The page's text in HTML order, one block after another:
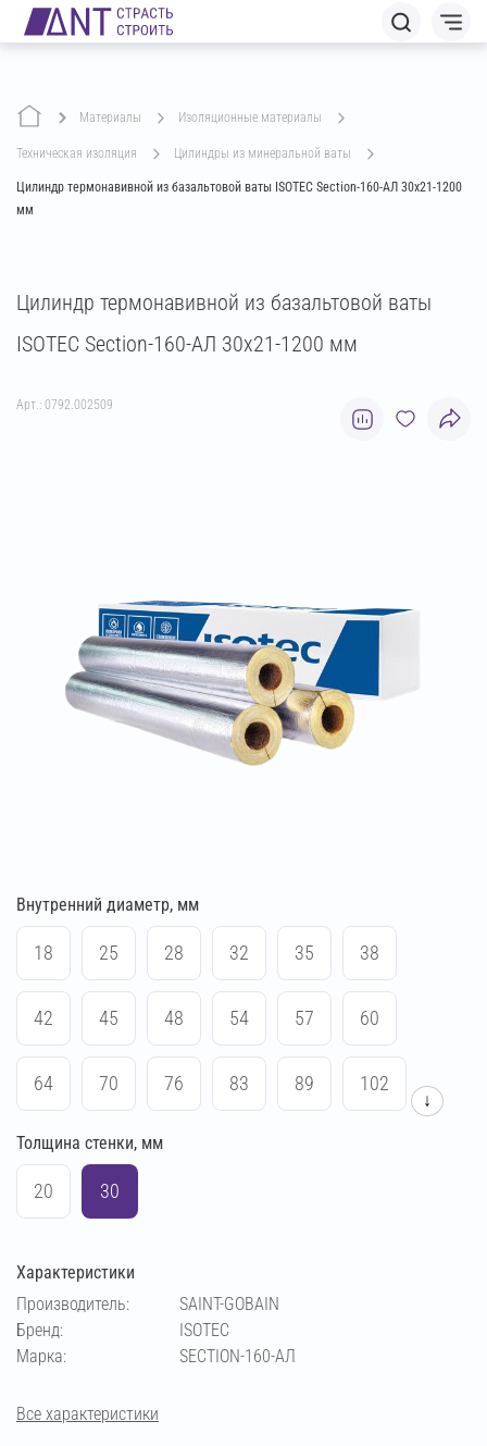
Материалы изоляционные материалы
техническая изоляция цилиндры из минеральной ваты
Цилиндр термонавивной из базальтовой ваты ISOTEC Section-160-АЛ 30х21-1200
мм
Цилиндр термонавивной из базальтовой ваты
ISOTEC Section-160-АЛ 30х21-1200 мм
Арт.: 0792.002509
Внутренний диаметр, мм
18 25 28 32 35 38
42 45 48 54 57 60
64 70 76 83 89 102
108 114
194 219
↓
Толщина стенки, мм
20 30
Характеристики
Производитель:
SAINT-GOBAIN
Бренд:
ISOTEC
Марка:
SECTION-160-АЛ
Все характеристики